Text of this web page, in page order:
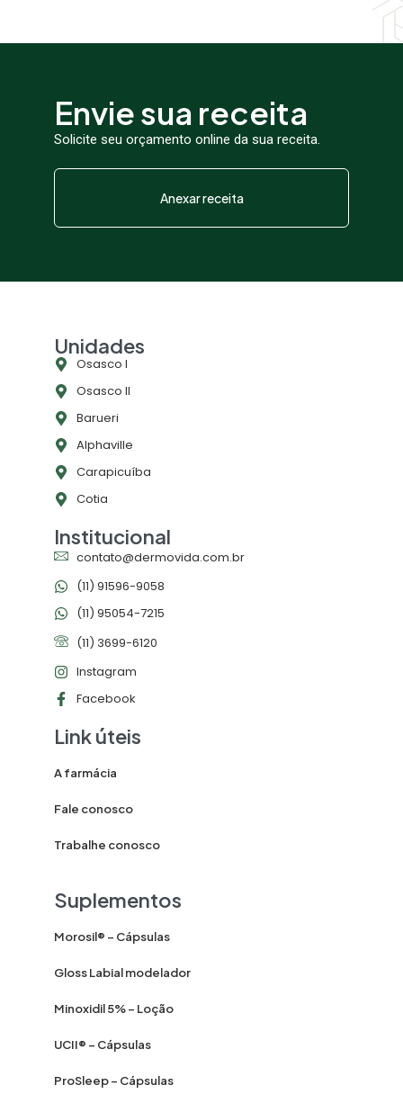
Envie sua receita
Solicite seu orçamento online da sua receita.
Anexar receita
Unidades
Osasco l
Osasco ll
Barueri
Alphaville
Carapicuíba
Cotia
Institucional
contato@dermovida.com.br
(11) 91596-9058
(11) 95054-7215
(11) 3699-6120
Instagram
Facebook
Link úteis
A farmácia
Fale conosco
Trabalhe conosco
Suplementos
Morosil® – Cápsulas
Gloss Labial modelador
Minoxidil 5% – Loção
UCII® – Cápsulas
ProSleep – Cápsulas